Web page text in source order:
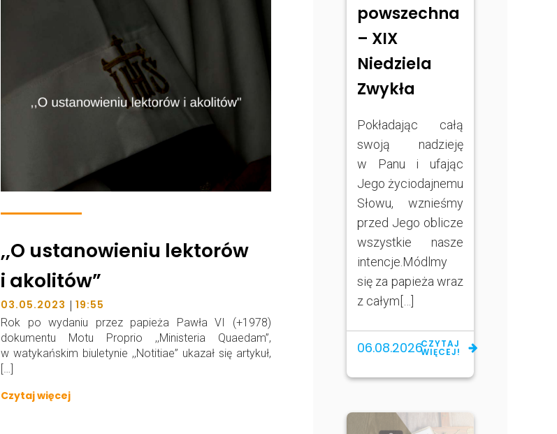
,,O ustanowieniu lektorów
i akolitów”
03.05.2023 | 19:55
Rok po wydaniu przez papieża Pawła VI (+1978)
dokumentu Motu Proprio ,,Ministeria Quaedam”,
w watykańskim biuletynie ,,Notitiae” ukazał się artykuł,
[…]
Czytaj więcej
powszechna
– XIX
Niedziela
Zwykła
Pokładając całą
swoją nadzieję
w Panu i ufając
Jego życiodajnemu
Słowu, wznieśmy
przed Jego oblicze
wszystkie nasze
intencje.Módlmy
się za papieża wraz
z całym[…]
06.08.2026CZYTAJ
WIĘCEJ!